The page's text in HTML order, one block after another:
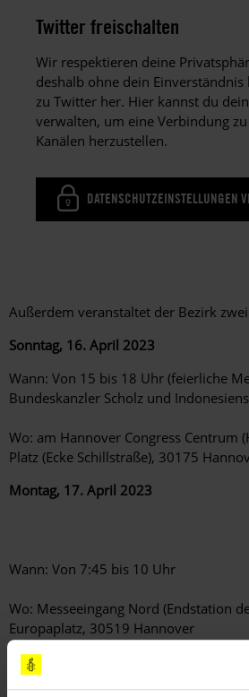
Twitter freischalten
Wir respektieren deine
deshalb ohne dein
zu Twitter her. Hier kannst du
verwalten, um eine Verbindung
Kanälen herzustellen.
DATENSCHUTZEINSTELLUNGEN
Außerdem veranstaltet der Bezirk
Sonntag, 16. April 2023
Wann: Von 15 bis 18 Uhr (feierliche
Bundeskanzler Scholz und
Wo: am Hannover Congress Centrum
Platz (Ecke Schillstraße), 30175
Montag, 17. April 2023
Wann: Von 7:45 bis 10 Uhr
Wo: Messeeingang Nord (Endstation
Europaplatz, 30519 Hannover
Weitere Informationen zur Arbeit des
https://amnesty-hannover.de